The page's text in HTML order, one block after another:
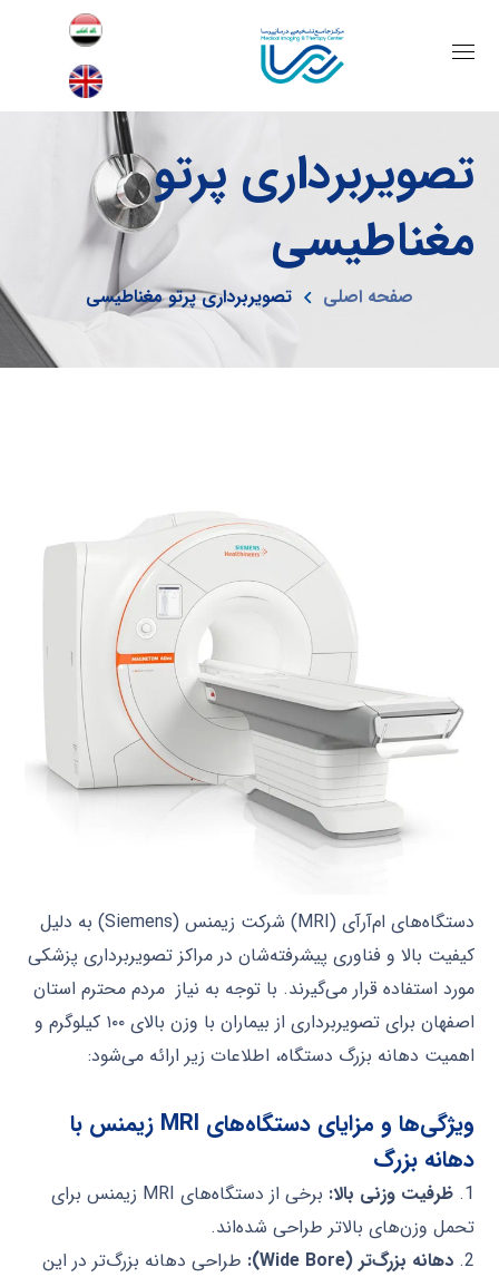
تصویربرداری پرتو
مغناطیسی
صفحه اصلی تصویربرداری پرتو مغناطیسی
دستگاه‌های ام‌آرآی (MRI) شرکت زیمنس (Siemens) به دلیل
کیفیت بالا و فناوری پیشرفته‌شان در مراکز تصویربرداری پزشکی
مورد استفاده قرار می‌گیرند. با توجه به نیاز مردم محترم استان
اصفهان برای تصویربرداری از بیماران با وزن بالای ۱۰۰ کیلوگرم و
اهمیت دهانه بزرگ دستگاه، اطلاعات زیر ارائه می‌شود:
ویژگی‌ها و مزایای دستگاه‌های MRI زیمنس با
دهانه بزرگ
1. ظرفیت وزنی بالا:
برخی از دستگاه‌های MRI زیمنس برای
تحمل وزن‌های بالاتر طراحی شده‌اند.
2. دهانه بزرگ‌تر (Wide Bore):
طراحی دهانه بزرگ‌تر در این